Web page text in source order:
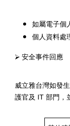
如屬電子個
個人資料處
⮚ 安全事件回應
威立雅台灣如發
護官及 IT 部門，